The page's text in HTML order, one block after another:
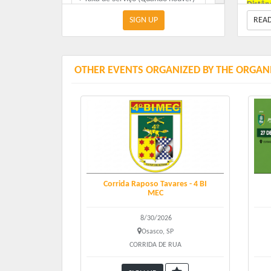
Publico Geral 5 km
+ Taxa de Serviço (Quando houver)
SIGN UP
O kit
Chip
OTHER EVENTS ORGANIZED BY THE
Corrida Raposo Tavares - 4 BI
MEC
8/30/2026
Osasco, SP
CORRIDA DE RUA